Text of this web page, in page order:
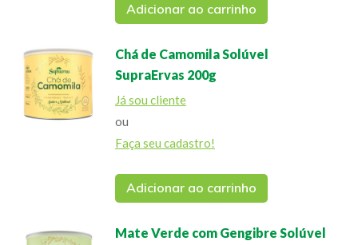
Adicionar ao carrinho
Chá de Camomila Solúvel
SupraErvas 200g
Já sou cliente
ou
Faça seu cadastro!
Adicionar ao carrinho
Mate Verde com Gengibre Solúvel